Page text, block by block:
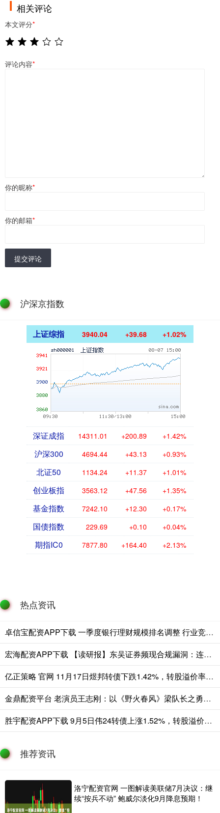
相关评论
本文评分*
评论内容*
你的昵称*
你的邮箱*
提交评论
沪深京指数
上证综指 3940.04 +39.68 +1.02%
深证成指 14311.01 +200.89 +1.42%
沪深300 4694.44 +43.13 +0.93%
北证50 1134.24 +11.37 +1.01%
创业板指 3563.12 +47.56 +1.35%
基金指数 7242.10 +12.30 +0.17%
国债指数 229.69 +0.10 +0.04%
期指IC0 7877.80 +164.40 +2.13%
热点资讯
卓信宝配资APP下载 一季度银行理财规模排名调整 行业竞争关键从渠道转向投研能力
宏海配资APP下载 【读研报】东吴证券频现合规漏洞：连吃监管罚单，研报缺失关键风险提示误导投资人
亿正策略 官网 11月17日煜邦转债下跌1.42%，转股溢价率9.1%
金鼎配资平台 老演员王志刚：以《野火春风》梁队长之勇铸《苦菜花》姜永泉之魂
胜宇配资APP下载 9月5日伟24转债上涨1.52%，转股溢价率26.54%
推荐资讯
洛宁配资官网 一图解读美联储7月决议：继
续“按兵不动” 鲍威尔淡化9月降息预期！